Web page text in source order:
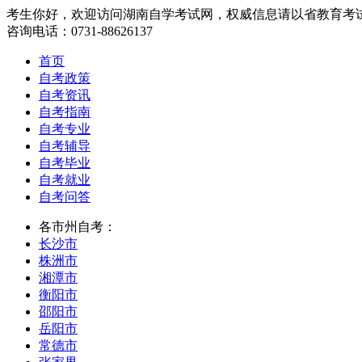
考生你好，欢迎访问湖南自学考试网，权威信息请以省教育考
咨询电话：0731-88626137
首页
自考政策
自考资讯
自考指南
自考专业
自考辅导
自考毕业
自考就业
自考问答
各市州自考：
长沙市
株洲市
湘潭市
衡阳市
邵阳市
岳阳市
常德市